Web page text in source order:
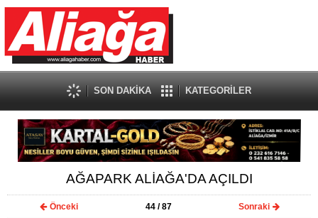
SON DAKİKA KATEGORİLER
AĞAPARK ALİAĞA'DA AÇILDI
Önceki 44 / 87 Sonraki